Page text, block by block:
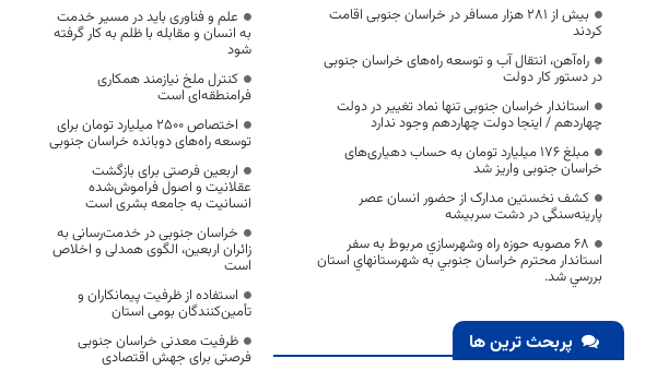
بیش از ۲۸۱ هزار مسافر در خراسان جنوبی اقامت
کردند
راه‌آهن، انتقال آب و توسعه راه‌های خراسان جنوبی
در دستور کار دولت
استاندار خراسان جنوبی تنها نماد تغییر در دولت
چهاردهم / اینجا دولت چهاردهم وجود ندارد
مبلغ ۱۷۶ میلیارد تومان به حساب دهیاری‌های
خراسان جنوبی واریز شد
کشف نخستین مدارک از حضور انسان عصر
پارینه‌سنگی در دشت سربیشه
68 مصوبه حوزه راه وشهرسازي مربوط به سفر
استاندار محترم خراسان جنوبي به شهرستانهاي استان
بررسي شد.
پربحث ترین ها
علم و فناوری باید در مسیر خدمت
به انسان و مقابله با ظلم به کار گرفته
شود
کنترل ملخ نیازمند همکاری
فرامنطقه‌ای است
اختصاص 2500 میلیارد تومان برای
توسعه راه‌های دوبانده خراسان جنوبی
اربعین فرصتی برای بازگشت
عقلانیت و اصول فراموش‌شده
انسانیت به جامعه بشری است
خراسان جنوبی در خدمت‌رسانی به
زائران اربعین، الگوی همدلی و اخلاص
است
استفاده از ظرفیت پیمانکاران و
تأمین‌کنندگان بومی استان
ظرفیت معدنی خراسان جنوبی
فرصتی برای جهش اقتصادی